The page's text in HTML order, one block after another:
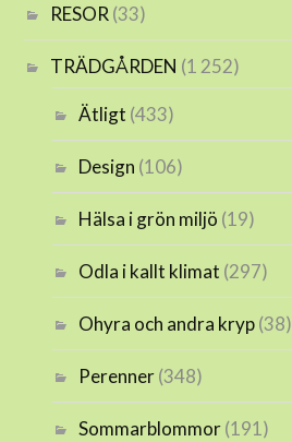
RESOR (33)
TRÄDGÅRDEN (1 252)
Ätligt (433)
Design (106)
Hälsa i grön miljö (19)
Odla i kallt klimat (297)
Ohyra och andra kryp(38)
Perenner(348)
Sommarblommor(191)